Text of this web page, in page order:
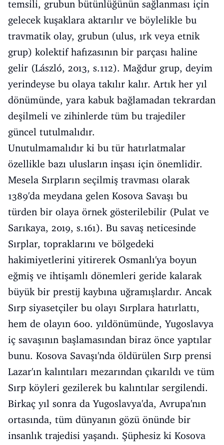
temsili, grubun bütünlüğünün sağlanması için
gelecek kuşaklara aktarılır ve böylelikle bu
travmatik olay, grubun (ulus, ırk veya etnik
grup) kolektif hafızasının bir parçası haline
gelir (László, 2013, s.112). Mağdur grup, deyim
yerindeyse bu olaya takılır kalır. Artık her yıl
dönümünde, yara kabuk bağlamadan tekrardan
deşilmeli ve zihinlerde tüm bu trajediler
güncel tutulmalıdır.
Unutulmamalıdır ki bu tür hatırlatmalar
özellikle bazı ulusların inşası için önemlidir.
Mesela Sırpların seçilmiş travması olarak
1389'da meydana gelen Kosova Savaşı bu
türden bir olaya örnek gösterilebilir (Pulat ve
Sarıkaya, 2019, s.161). Bu savaş neticesinde
Sırplar, topraklarını ve bölgedeki
hakimiyetlerini yitirerek Osmanlı'ya boyun
eğmiş ve ihtişamlı dönemleri geride kalarak
büyük bir prestij kaybına uğramışlardır. Ancak
Sırp siyasetçiler bu olayı Sırplara hatırlattı,
hem de olayın 600. yıldönümünde, Yugoslavya
iç savaşının başlamasından biraz önce yaptılar
bunu. Kosova Savaşı'nda öldürülen Sırp prensi
Lazar'ın kalıntıları mezarından çıkarıldı ve tüm
Sırp köyleri gezilerek bu kalıntılar sergilendi.
Birkaç yıl sonra da Yugoslavya'da, Avrupa'nın
ortasında, tüm dünyanın gözü önünde bir
insanlık trajedisi yaşandı. Şüphesiz ki Kosova